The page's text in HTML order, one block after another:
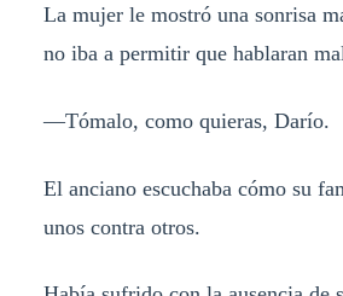
La mujer le mostró una sonrisa
no iba a permitir que hablaran
—Tómalo, como quieras, Darío.
El anciano escuchaba cómo su
unos contra otros.